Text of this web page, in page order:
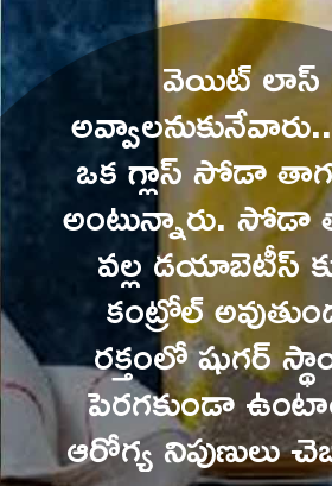
వెయిట్ లాస్
ఒక గ్లాస్ సోడా
అంటున్నారు. సోడా
వల్ల డయాబెటీస్
కంట్రోల్
రక్తంలో షుగర్
పెరగకుండా
ఆరోగ్య నిపుణులు